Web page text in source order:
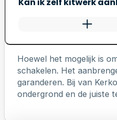
Kan ik zelf kitwerk
Hoewel het mogelijk is
schakelen. Het
garanderen. Bij van
ondergrond en de juiste